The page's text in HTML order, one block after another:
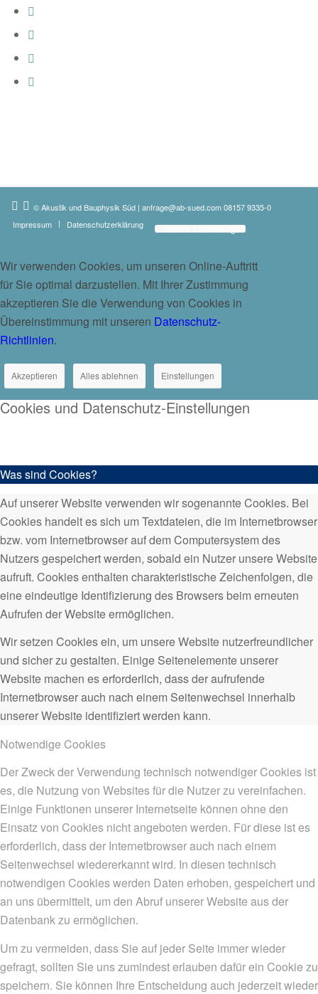
© Akustik und Bauphysik Süd | anfrage@ab-sued.com08157 9335-0
Impressum
Datenschutzerklärung Cookie Einstellungen
Wir verwenden Cookies, um unseren Online-Auftritt
für Sie optimal darzustellen. Mit Ihrer Zustimmung
akzeptieren Sie die Verwendung von Cookies in
Übereinstimmung mit unseren Datenschutz-
Richtlinien.
Akzeptieren Alles ablehnen Einstellungen
Cookies und Datenschutz-Einstellungen
Was sind Cookies?
Auf unserer Website verwenden wir sogenannte Cookies. Bei
Cookies handelt es sich um Textdateien, die im Internetbrowser
bzw. vom Internetbrowser auf dem Computersystem des
Nutzers gespeichert werden, sobald ein Nutzer unsere Website
aufruft. Cookies enthalten charakteristische Zeichenfolgen, die
eine eindeutige Identifizierung des Browsers beim erneuten
Aufrufen der Website ermöglichen.
Wir setzen Cookies ein, um unsere Website nutzerfreundlicher
und sicher zu gestalten. Einige Seitenelemente unserer
Website machen es erforderlich, dass der aufrufende
Internetbrowser auch nach einem Seitenwechsel innerhalb
unserer Website identifiziert werden kann.
Notwendige Cookies
Der Zweck der Verwendung technisch notwendiger Cookies ist
es, die Nutzung von Websites für die Nutzer zu vereinfachen.
Einige Funktionen unserer Internetseite können ohne den
Einsatz von Cookies nicht angeboten werden. Für diese ist es
erforderlich, dass der Internetbrowser auch nach einem
Seitenwechsel wiedererkannt wird. In diesen technisch
notwendigen Cookies werden Daten erhoben, gespeichert und
an uns übermittelt, um den Abruf unserer Website aus der
Datenbank zu ermöglichen.
Um zu vermeiden, dass Sie auf jeder Seite immer wieder
gefragt, sollten Sie uns zumindest erlauben dafür ein Cookie zu
speichern. Sie können Ihre Entscheidung auch jederzeit wieder